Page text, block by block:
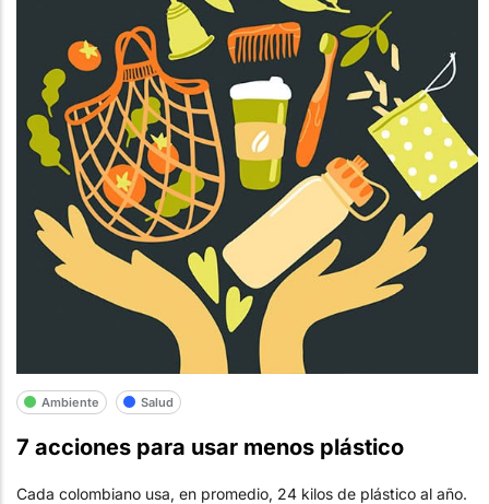
Ambiente Salud
7 acciones para usar menos plástico
Cada colombiano usa, en promedio, 24 kilos de plástico al año.